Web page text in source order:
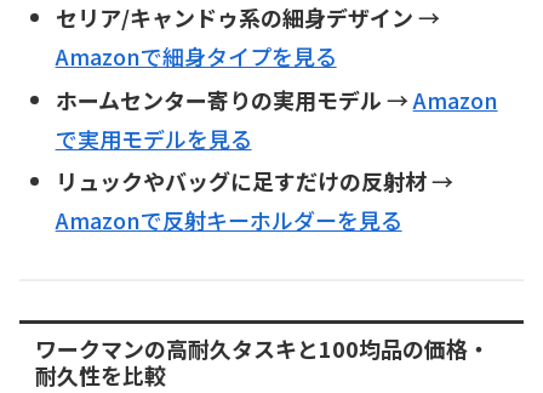
セリア/キャンドゥ系の細身デザイン→
Amazonで細身タイプを見る
ホームセンター寄りの実用モデル→Amazon
で実用モデルを見る
リュックやバッグに足すだけの反射材→
Amazonで反射キーホルダーを見る
ワークマンの高耐久タスキと100均品の価格・
耐久性を比較